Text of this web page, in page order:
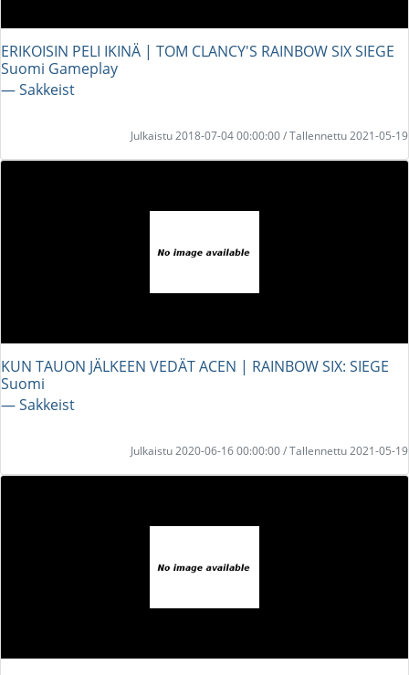
ERIKOISIN PELI IKINÄ | TOM CLANCY'S RAINBOW SIX SIEGE
Suomi Gameplay
― Sakkeist
Julkaistu 2018-07-04 00:00:00 / Tallennettu 2021-05-19
KUN TAUON JÄLKEEN VEDÄT ACEN | RAINBOW SIX: SIEGE
Suomi
― Sakkeist
Julkaistu 2020-06-16 00:00:00 / Tallennettu 2021-05-19